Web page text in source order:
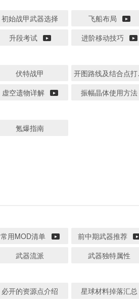
初始战甲武器选择
飞船布局
升段考试
进阶移动技巧
伏特战甲
开
虚空遗物详解
振幅晶体使用方法
氪爆指南
常用MOD清单
前中期武器推荐
武器流派
武器独特属性
必开的资源点介绍 星球材料掉落汇总